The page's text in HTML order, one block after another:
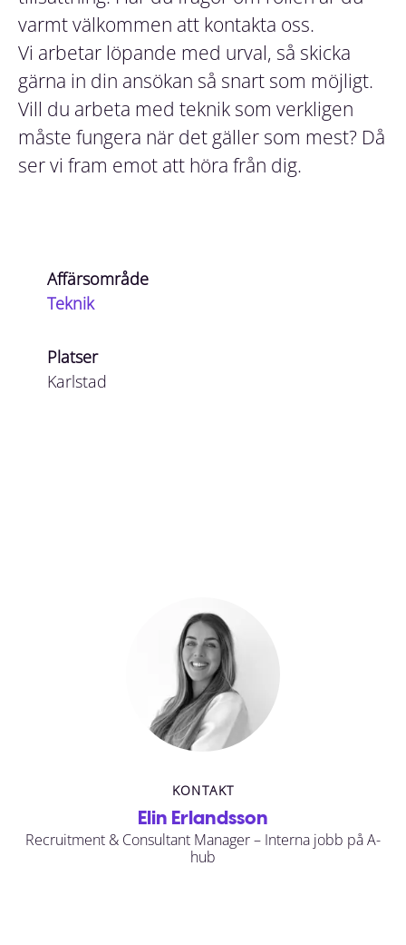
varmt välkommen att kontakta oss.
Vi arbetar löpande med urval, så skicka
gärna in din ansökan så snart som möjligt.
Vill du arbeta med teknik som verkligen
måste fungera när det gäller som mest? Då
ser vi fram emot att höra från dig.
Affärsområde
Teknik
Platser
Karlstad
KONTAKT
Elin Erlandsson
Recruitment & Consultant Manager – Interna jobb på A-
hub